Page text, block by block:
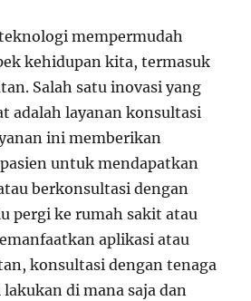
mempermudah
kehidupan kita, termasuk
Salah satu inovasi yang
adalah layanan konsultasi
ini memberikan
untuk mendapatkan
berkonsultasi dengan
pergi ke rumah sakit atau
aplikasi atau
konsultasi dengan tenaga
di mana saja dan